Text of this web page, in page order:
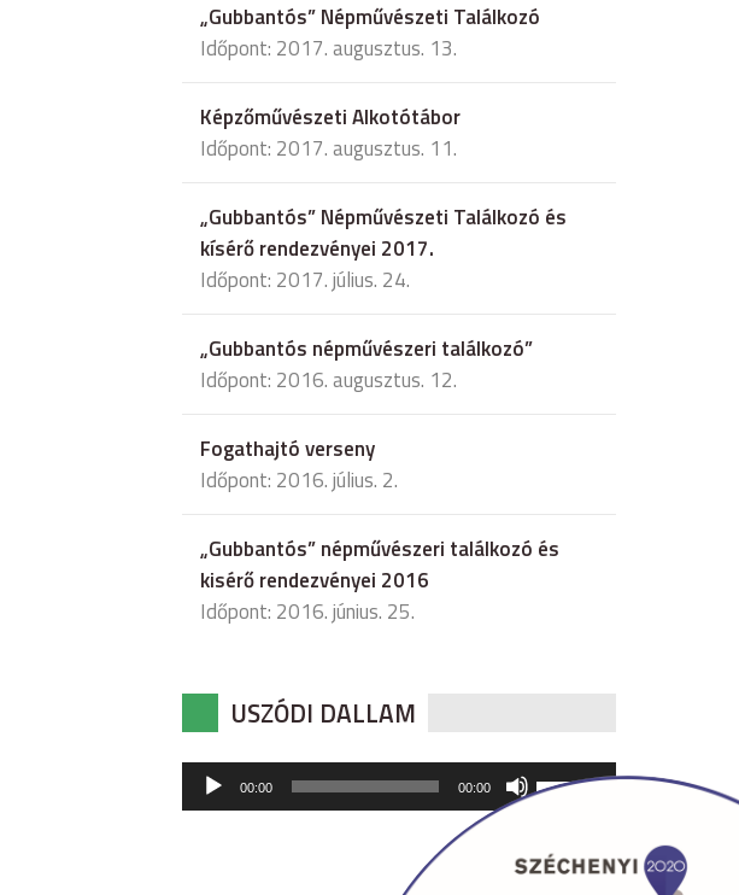
„Gubbantós” Népművészeti Találkozó
Időpont: 2017. augusztus. 13.
Képzőművészeti Alkotótábor
Időpont: 2017. augusztus. 11.
„Gubbantós” Népművészeti Találkozó és
kísérő rendezvényei 2017.
Időpont: 2017. július. 24.
„Gubbantós népművészeri találkozó”
Időpont: 2016. augusztus. 12.
Fogathajtó verseny
Időpont: 2016. július. 2.
„Gubbantós” népművészeri találkozó és
kisérő rendezvényei 2016
Időpont: 2016. június. 25.
USZÓDI DALLAM
Audió
lejátszó
00:00 00:00
hangerő
csökkentéséhez